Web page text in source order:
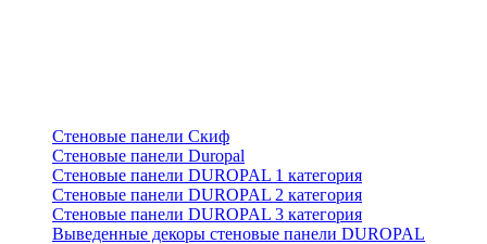
Стеновые панели Скиф
Стеновые панели Duropal
Стеновые панели DUROPAL 1 категория
Стеновые панели DUROPAL 2 категория
Стеновые панели DUROPAL 3 категория
Выведенные декоры стеновые панели DUROPAL